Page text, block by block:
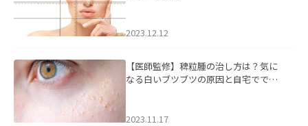
2023.12.12
【医師監修】稗粒腫の治し方は？気に
なる白いブツブツの原因と自宅ででき
2023.11.17